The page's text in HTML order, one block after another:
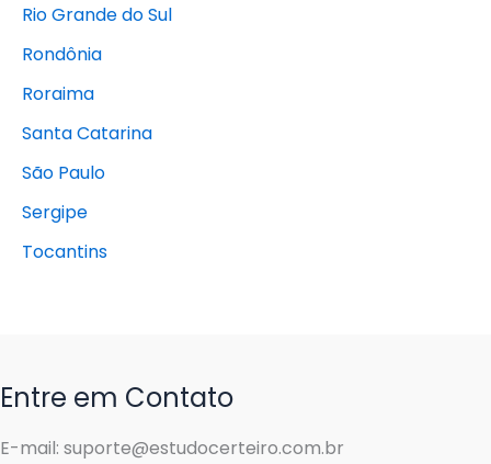
Rio Grande do Sul
Rondônia
Roraima
Santa Catarina
São Paulo
Sergipe
Tocantins
Entre em Contato
E-mail: suporte@estudocerteiro.com.br